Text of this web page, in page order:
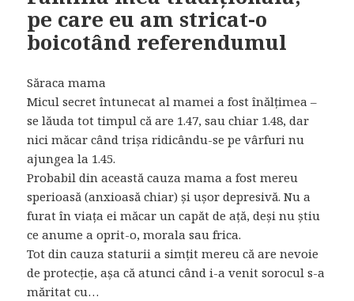
pe care eu am stricat-o
boicotând referendumul
Săraca mama
Micul secret întunecat al mamei a fost înălțimea –
se lăuda tot timpul că are 1.47, sau chiar 1.48, dar
nici măcar când trișa ridicându-se pe vârfuri nu
ajungea la 1.45.
Probabil din această cauza mama a fost mereu
sperioasă (anxioasă chiar) și ușor depresivă. Nu a
furat în viața ei măcar un capăt de ață, deși nu știu
ce anume a oprit-o, morala sau frica.
Tot din cauza staturii a simțit mereu că are nevoie
de protecție, așa că atunci când i-a venit sorocul s-a
măritat cu…